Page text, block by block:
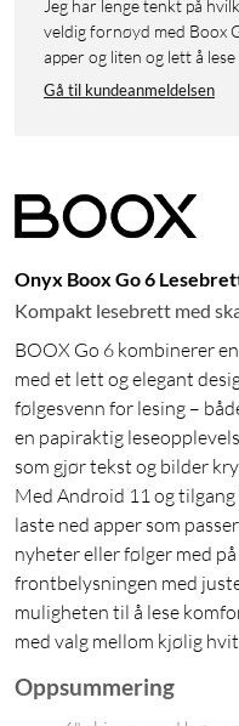
Jeg har lenge tenkt på hvilken e-leser jeg skulle kjøpe, og jeg er
veldig fornøyd med Boox
apper og liten og lett å lese
Gå til kundeanmeldelsen
Onyx Boox Go 6
Kompakt lesebrett med
BOOX Go 6 kombinerer
med et lett og elegant
følgesvenn for lesing –
en papiraktig
som gjør tekst og bilder
Med Android 11 og
laste ned apper som
nyheter eller følger med
frontbelysningen med
muligheten til å lese
med valg mellom kjølig
Oppsummering